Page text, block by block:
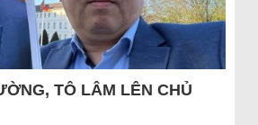
TÔ LÂM LÊN CHỦ